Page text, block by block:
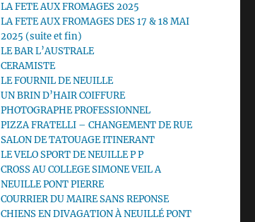
LA FETE AUX FROMAGES 2025
LA FETE AUX FROMAGES DES 17 & 18 MAI
2025 (suite et fin)
LE BAR L’AUSTRALE
CERAMISTE
LE FOURNIL DE NEUILLE
UN BRIN D’HAIR COIFFURE
PHOTOGRAPHE PROFESSIONNEL
PIZZA FRATELLI – CHANGEMENT DE RUE
SALON DE TATOUAGE ITINERANT
LE VELO SPORT DE NEUILLE P P
CROSS AU COLLEGE SIMONE VEIL A
NEUILLE PONT PIERRE
COURRIER DU MAIRE SANS REPONSE
CHIENS EN DIVAGATION À NEUILLÉ PONT